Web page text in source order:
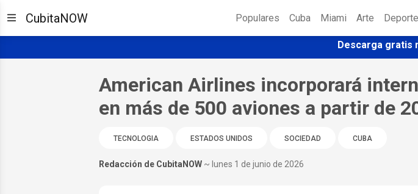
CubitaNOW Populares Cuba Miami Arte
Descarga gratis
American Airlines incorporará
en más de 500 aviones a partir de
TECNOLOGIA ESTADOS UNIDOS SOCIEDAD CUBA
Redacción de CubitaNOW ~ lunes 1 de junio de 2026